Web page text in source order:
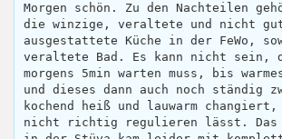
Morgen schön. Zu den Nachteilen
die winzige, veraltete und nicht
ausgestattete Küche in der FeWo,
veraltete Bad. Es kann nicht sein,
morgens 5min warten muss, bis
und dieses dann auch noch ständig
kochend heiß und lauwarm
nicht richtig regulieren lässt. Das